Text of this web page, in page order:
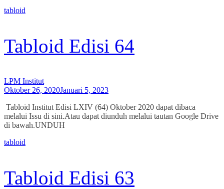
tabloid
Tabloid Edisi 64
LPM Institut
Oktober 26, 2020Januari 5, 2023
Tabloid Institut Edisi LXIV (64) Oktober 2020 dapat dibaca
melalui Issu di sini.Atau dapat diunduh melalui tautan Google Drive
di bawah.UNDUH
tabloid
Tabloid Edisi 63